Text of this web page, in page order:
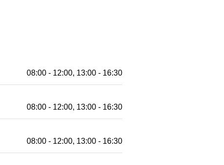
08:00 - 12:00, 13:00 - 16:30
08:00 - 12:00, 13:00 - 16:30
08:00 - 12:00, 13:00 - 16:30